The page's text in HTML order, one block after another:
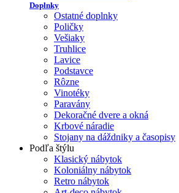
Doplnky
Ostatné doplnky
Poličky
Vešiaky
Truhlice
Lavice
Podstavce
Rôzne
Vinotéky
Paravány
Dekoračné dvere a okná
Krbové náradie
Stojany na dáždniky a časopisy
Podľa štýlu
Klasický nábytok
Koloniálny nábytok
Retro nábytok